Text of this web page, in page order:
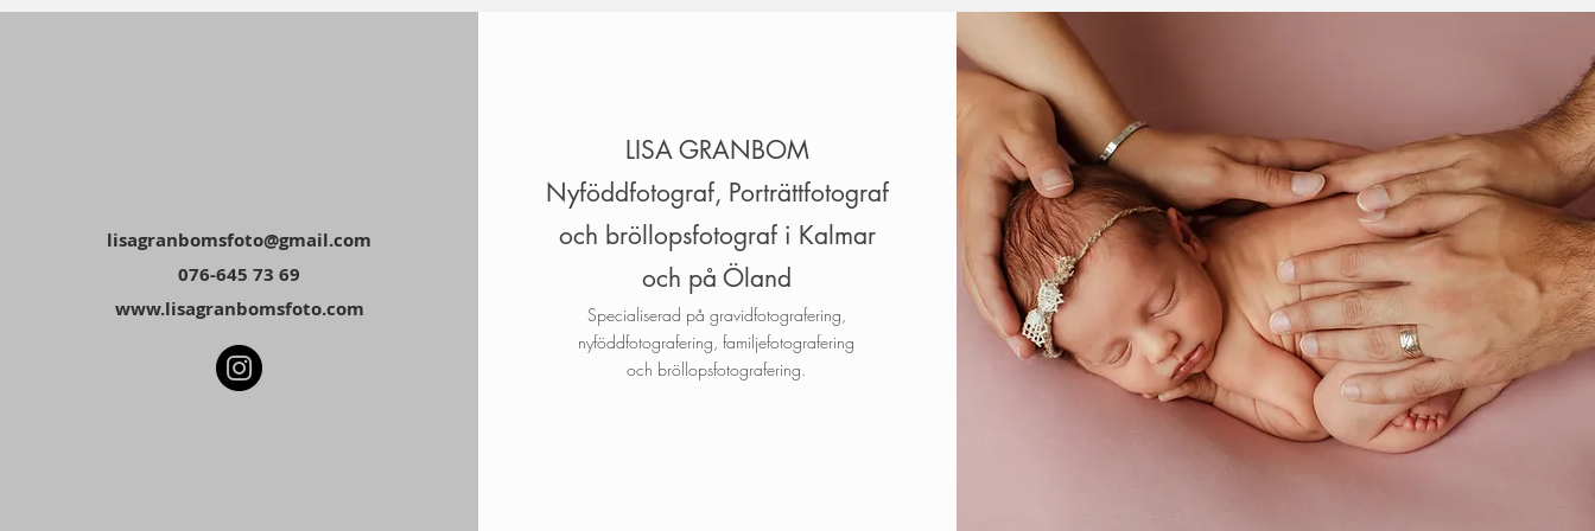
lisagranbomsfoto@gmail.com
076-645 73 69
www.lisagranbomsfoto.com
LISA GRANBOM
Nyföddfotograf, Porträttfotograf
och bröllopsfotograf i Kalmar
och på Öland
Specialiserad på gravidfotografering,
nyföddfotografering, familjefotografering
och bröllopsfotografering.